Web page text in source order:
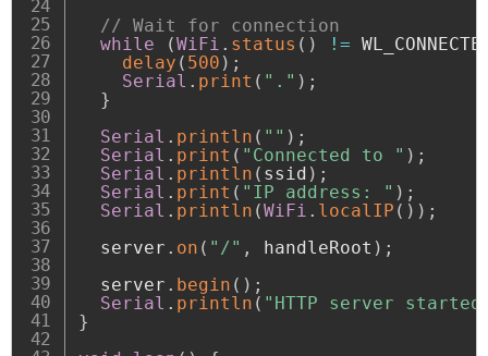
// Wait for connection
while
(WiFi . status ( ) !=
delay ( 500 ) ;
Serial . print ( "." ) ;
}
Serial . println ( "" ) ;
Serial . print ( "Connected to " ) ;
Serial . println ( ssid ) ;
Serial . print ( "IP address: " ) ;
Serial . println (WiFi . localIP ( ) ) ;
  server
. on ( "/" , handleRoot ) ;
  server
. begin ( ) ;
Serial . println ( "HTTP server
}